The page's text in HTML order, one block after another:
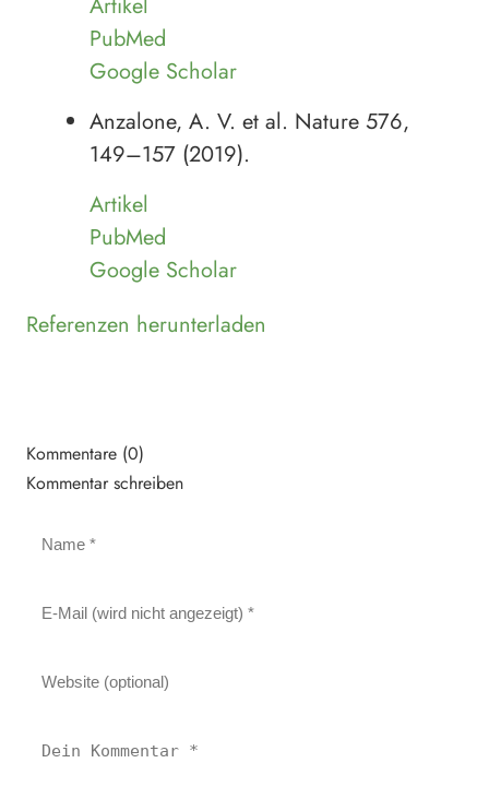
PubMed
Google Scholar
Anzalone, A. V. et al. Nature 576,
149–157 (2019).
Artikel
PubMed
Google Scholar
Referenzen herunterladen
Kommentare (0)
Kommentar schreiben